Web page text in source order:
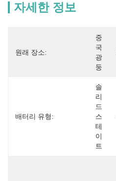
자세한 정보
원래 장소:
중
국
광
둥
배터리 유형:
솔
리
드
스
테
이
트